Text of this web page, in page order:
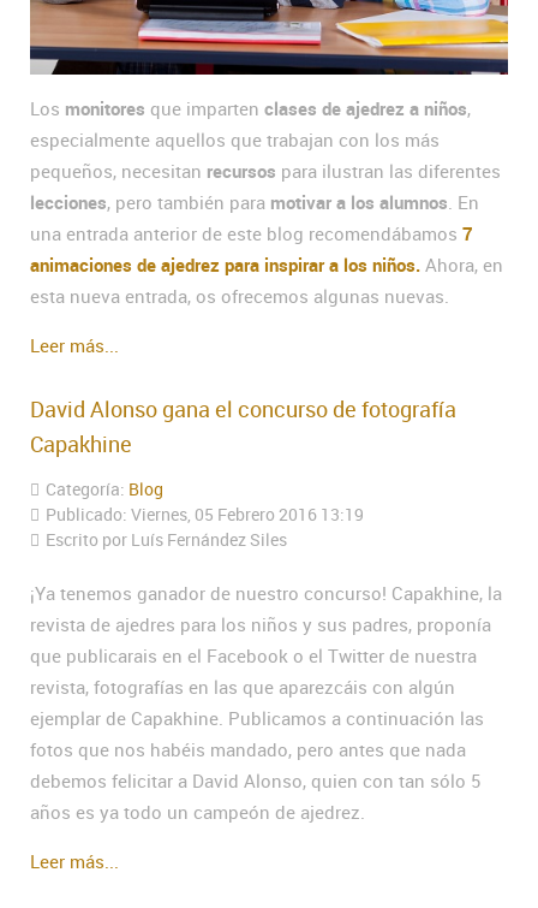
Los monitores que imparten clases de ajedrez a niños,
especialmente aquellos que trabajan con los más
pequeños, necesitan recursos para ilustran las diferentes
lecciones, pero también para motivar a los alumnos . En
una entrada anterior de este blog recomendábamos 7
animaciones de ajedrez para inspirar a los niños. Ahora, en
esta nueva entrada, os ofrecemos algunas nuevas.
Leer más...
David Alonso gana el concurso de fotografía
Capakhine
Categoría: Blog
Publicado: Viernes, 05 Febrero 2016 13:19
Escrito por Luís Fernández Siles
¡Ya tenemos ganador de nuestro concurso! Capakhine, la
revista de ajedres para los niños y sus padres, proponía
que publicarais en el Facebook o el Twitter de nuestra
revista, fotografías en las que aparezcáis con algún
ejemplar de Capakhine. Publicamos a continuación las
fotos que nos habéis mandado, pero antes que nada
debemos felicitar a David Alonso, quien con tan sólo 5
años es ya todo un campeón de ajedrez.
Leer más...